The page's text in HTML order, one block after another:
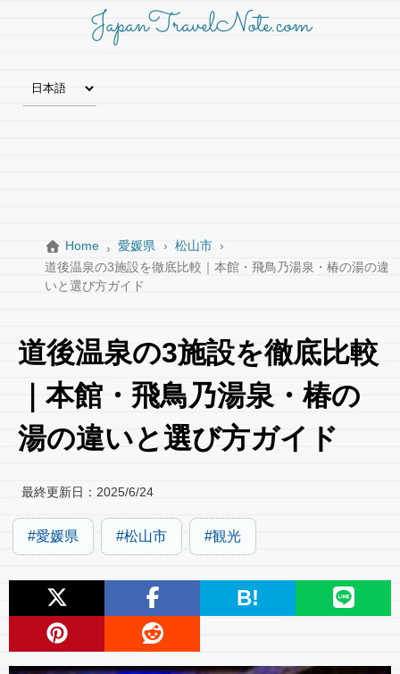
JapanTravelNote.com
Home 愛媛県
松山市
道後温泉の3施設を徹底比較｜本館・飛鳥乃湯泉・椿の湯の違
いと選び方ガイド
道後温泉の3施設を徹底比較
｜本館・飛鳥乃湯泉・椿の
湯の違いと選び方ガイド
最終更新日： 2025/6/24
愛媛県 松山市 観光
B!